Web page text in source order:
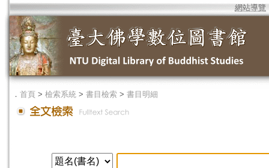
網站導覽
． 首頁 > 檢索系統 > 書目檢索 > 書目明細